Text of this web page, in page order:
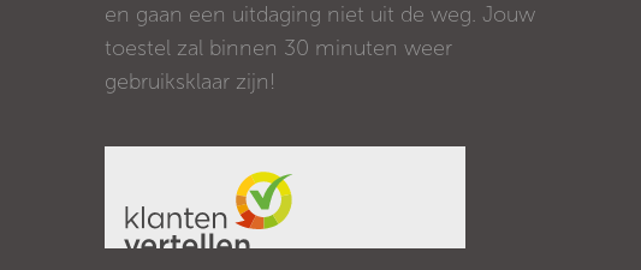
en gaan een uitdaging niet uit de weg. Jouw
toestel zal binnen 30 minuten weer
gebruiksklaar zijn!